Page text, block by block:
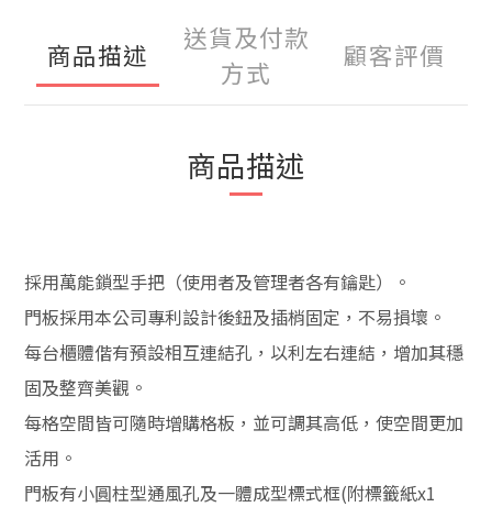
商品描述
送貨及付款
方式
顧客評價
商品描述
採用萬能鎖型手把（使用者及管理者各有鑰匙）。
門板採用本公司專利設計後鈕及插梢固定，不易損壞。
每台櫃體偕有預設相互連結孔，以利左右連結，增加其穩
固及整齊美觀。
每格空間皆可隨時增購格板，並可調其高低，使空間更加
活用。
門板有小圓柱型通風孔及一體成型標式框(附標籤紙x1